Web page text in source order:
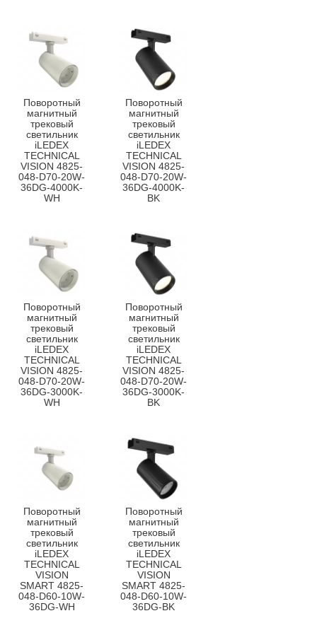
Поворотный
магнитный
трековый
светильник
iLEDEX
TECHNICAL
VISION 4825-
048-D70-20W-
36DG-4000K-
WH
Поворотный
магнитный
трековый
светильник
iLEDEX
TECHNICAL
VISION 4825-
048-D70-20W-
36DG-4000K-
BK
Поворотный
магнитный
трековый
светильник
iLEDEX
TECHNICAL
VISION 4825-
048-D70-20W-
36DG-3000K-
WH
Поворотный
магнитный
трековый
светильник
iLEDEX
TECHNICAL
VISION 4825-
048-D70-20W-
36DG-3000K-
BK
Поворотный
магнитный
трековый
светильник
iLEDEX
TECHNICAL
VISION
SMART 4825-
048-D60-10W-
36DG-WH
Поворотный
магнитный
трековый
светильник
iLEDEX
TECHNICAL
VISION
SMART 4825-
048-D60-10W-
36DG-BK